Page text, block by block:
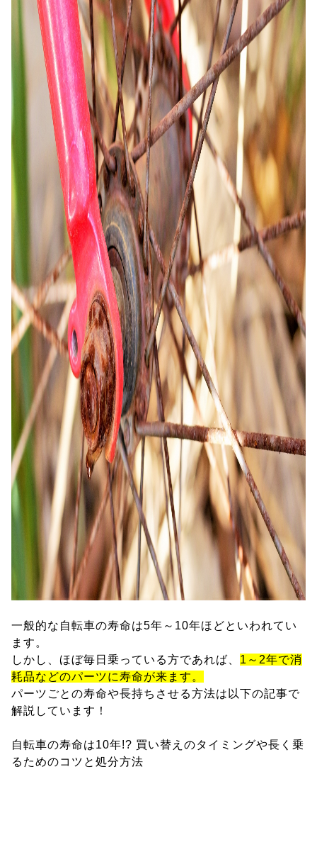
一般的な自転車の寿命は5年～10年ほどといわれてい
ます。
しかし、ほぼ毎日乗っている方であれば、 1～2年で消
耗品などのパーツに寿命が来ます。
パーツごとの寿命や長持ちさせる方法は以下の記事で
解説しています！
自転車の寿命は10年!? 買い替えのタイミングや長く乗
るためのコツと処分方法